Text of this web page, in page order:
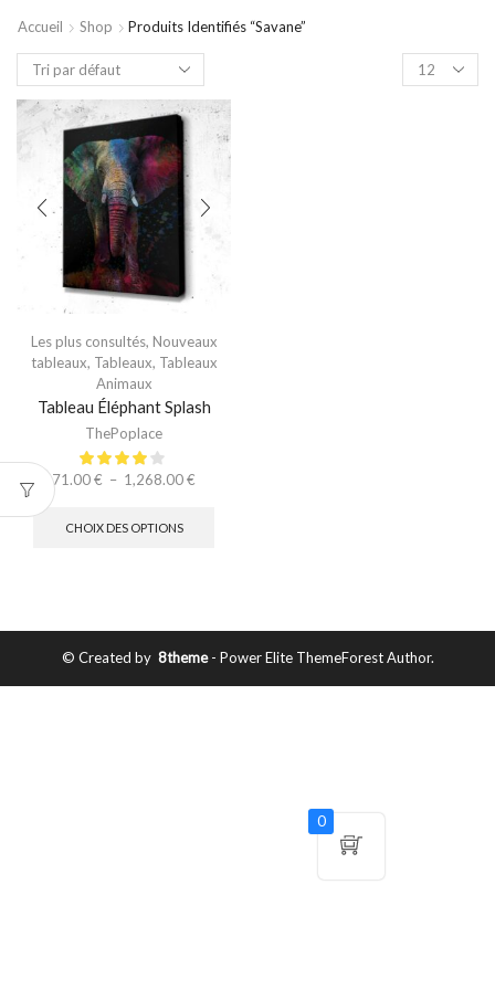
Accueil Shop Produits Identifiés “savane”
Les plus consultés, Nouveaux
tableaux, Tableaux, Tableaux
Animaux
Tableau Éléphant Splash
ThePoplace
71.00€ – 1,268.00€
CHOIX DES OPTIONS
© Created by 8theme- Power Elite ThemeForest Author.
0